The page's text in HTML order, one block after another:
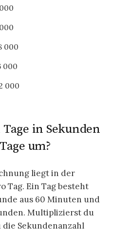
000
000
000
in Sekunden
um?
liegt in der
Tag. Ein Tag besteht
aus 60 Minuten und
Multiplizierst du
Sekundenanzahl